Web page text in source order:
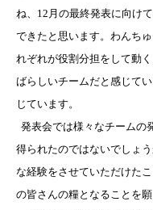
ね、12月の最終発表に向け
できたと思います。わんち
れぞれが役割分担をして動
ばらしいチームだと感じて
じています。
発表会では様々なチームの
得られたのではないでしょ
な経験をさせていただけた
の皆さんの糧となることを願